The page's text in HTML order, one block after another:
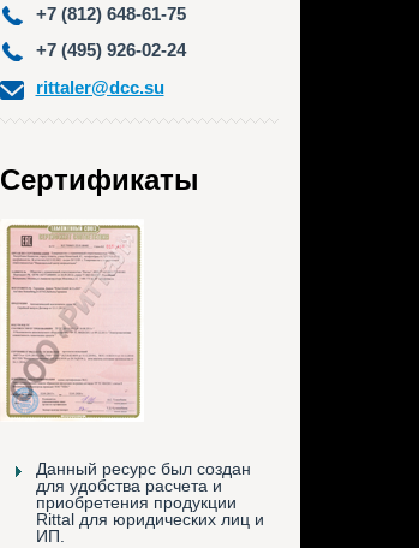
+7 (812) 648-61-75
+7 (495) 926-02-24
rittaler@dcc.su
Сертификаты
Данный ресурс был создан
для удобства расчета и
приобретения продукции
Rittal для юридических лиц и
ИП.